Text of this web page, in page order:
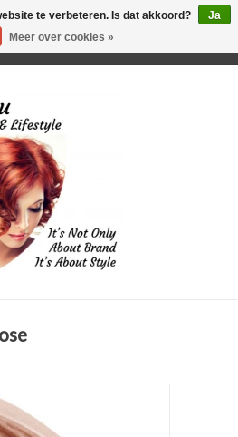
te verbeteren. Is dat akkoord?
Ja
Meer over cookies »